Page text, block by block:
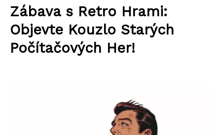
Zábava s Retro Hrami:
Objevte Kouzlo Starých
Počítačových Her!